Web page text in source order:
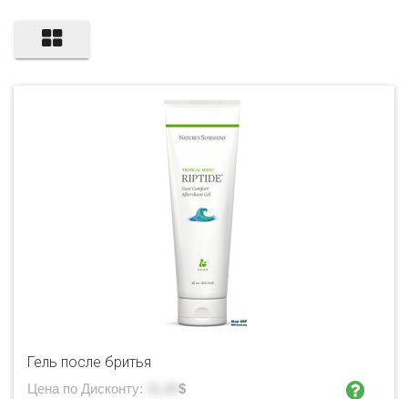
Гель после бритья
Цена по Дисконту:
$